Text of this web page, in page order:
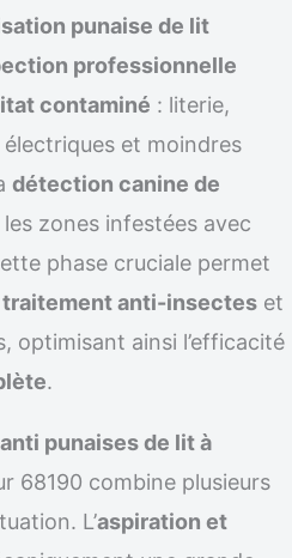
punaise de lit
professionnelle
contaminé : literie,
et moindres
détection canine de
zones infestées avec
phase cruciale permet
traitement anti-insectes et
optimisant ainsi l’efficacité
.
punaises de lit à
68190 combine plusieurs
L’aspiration et